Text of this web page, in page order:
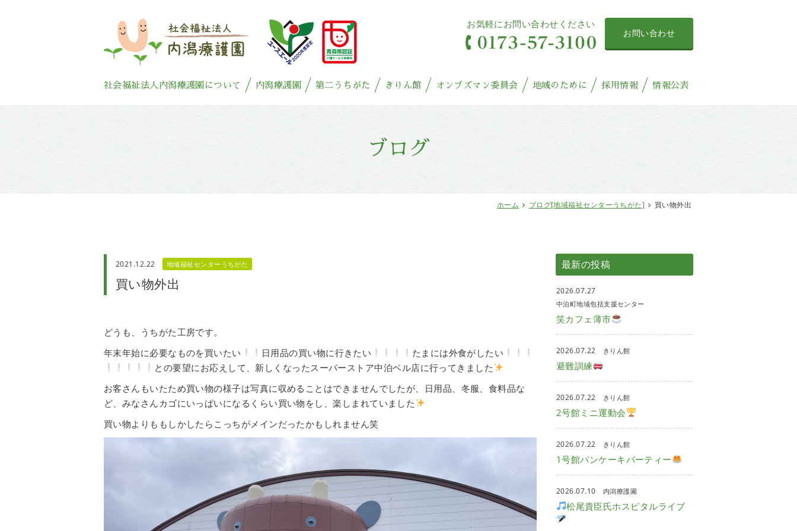
お気軽にお問い合わせください
お問い合わせ
社会福祉法人内潟療護園について 内潟療護園 第二うちがた きりん館 オンブズマン委員会 地域のために 採用情報 情報公表
ブログ
ホーム ブログ[地域福祉センターうちがた] 買い物外出
2021.12.22 地域福祉センターうちがた
買い物外出
どうも、うちがた工房です。
年末年始に必要なものを買いたい
日用品の買い物に行きたい
たまには外食がしたい
との要望にお応えして、新しくなったスーパーストア中泊ベル店に行ってきました
お客さんもいたため買い物の様子は写真に収めることはできませんでしたが、日用品、冬服、食料品な
ど、みなさんカゴにいっぱいになるくらい買い物をし、楽しまれていました
買い物よりももしかしたらこっちがメインだったかもしれません笑
最新の投稿
2026.07.27
中泊町地域包括支援センター
笑カフェ薄市
2026.07.22 きりん館
避難訓練
2026.07.22 きりん館
2号館ミニ運動会
2026.07.22 きりん館
1号館パンケーキパーティー
2026.07.10 内潟療護園
松尾貴臣氏ホスピタルライブ